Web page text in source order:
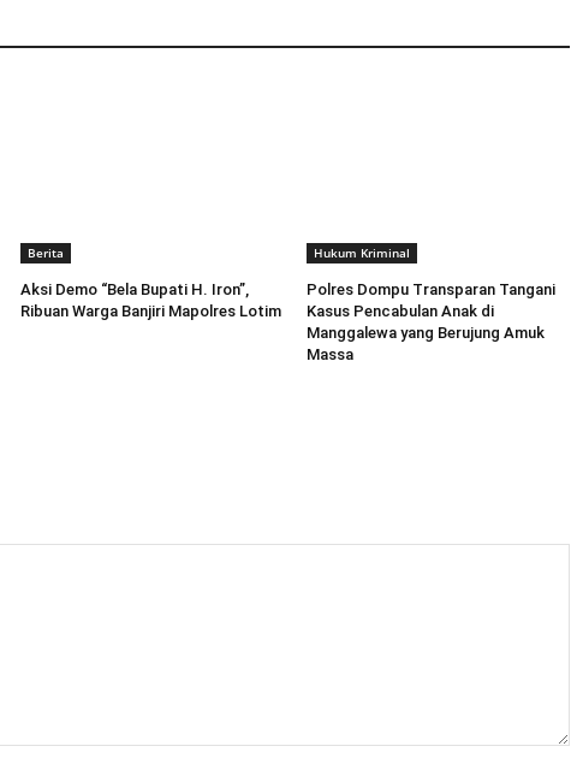
Berita
Aksi Demo “Bela Bupati H. Iron”,
Ribuan Warga Banjiri Mapolres Lotim
Hukum Kriminal
Polres Dompu Transparan Tangani
Kasus Pencabulan Anak di
Manggalewa yang Berujung Amuk
Massa